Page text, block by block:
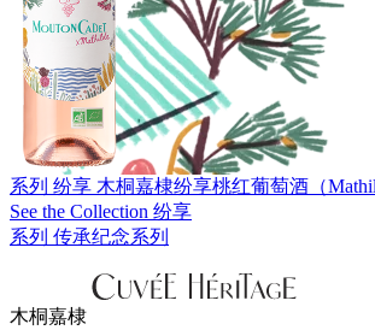
系列 纷享 木桐嘉棣纷享桃红葡萄酒（
See the Collection 纷享
系列 传承纪念系列
木桐嘉棣